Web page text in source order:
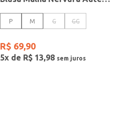
P M G GG
R$ 69,90
5x de R$ 13,98